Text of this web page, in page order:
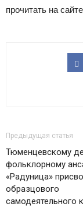
прочитать на сайте
Предыдущая статья
Тюменцевскому
фольклорному
«Радуница»
образцового
самодеятельного